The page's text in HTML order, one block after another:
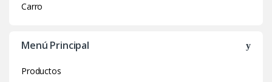
Carro
Menú Principal
Productos